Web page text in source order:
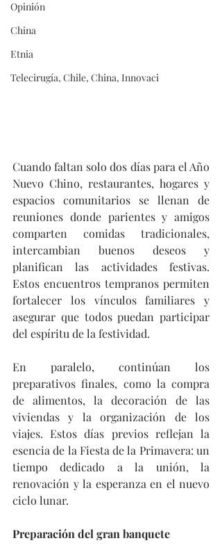
Opinión
China
Etnia
Telecirugía, Chile, China, Innovaci
Cuando faltan solo dos días para el Año
Nuevo Chino, restaurantes, hogares y
espacios comunitarios se llenan de
reuniones donde parientes y amigos
comparten comidas tradicionales,
intercambian buenos deseos y
planifican las actividades festivas.
Estos encuentros tempranos permiten
fortalecer los vínculos familiares y
asegurar que todos puedan participar
del espíritu de la festividad.
En paralelo, continúan los
preparativos finales, como la compra
de alimentos, la decoración de las
viviendas y la organización de los
viajes. Estos días previos reflejan la
esencia de la Fiesta de la Primavera: un
tiempo dedicado a la unión, la
renovación y la esperanza en el nuevo
ciclo lunar.
Preparación del gran banquete